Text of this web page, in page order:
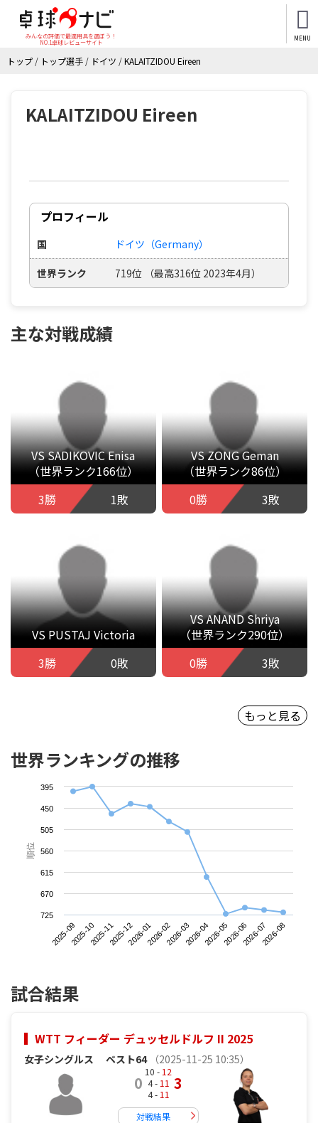
みんなの評価で最適用具を選ぼう！
NO.1卓球レビューサイト
MENU
トップ / トップ選手 / ドイツ /KALAITZIDOU Eireen
KALAITZIDOU Eireen
プロフィール
国 ドイツ（Germany）
世界ランク 719位 （最高316位 2023年4月）
主な対戦成績
VS SADIKOVIC Enisa
（世界ランク166位）
3勝
1敗
VS ZONG Geman
（世界ランク86位）
0勝
3敗
VS PUSTAJ Victoria
3勝
0敗
VS ANAND Shriya
（世界ランク290位）
0勝
3敗
もっと見る
世界ランキングの推移
順位
2025-092025-102025-112025-122026-012026-022026-032026-042026-052026-062026-072026-08
395
450
505
560
615
670
725
試合結果
WTT フィーダー デュッセルドルフ II 2025
女子シングルス ベスト64 （2025-11-25 10:35）
0
10 - 12
4 - 11
4 - 11
3
対戦結果